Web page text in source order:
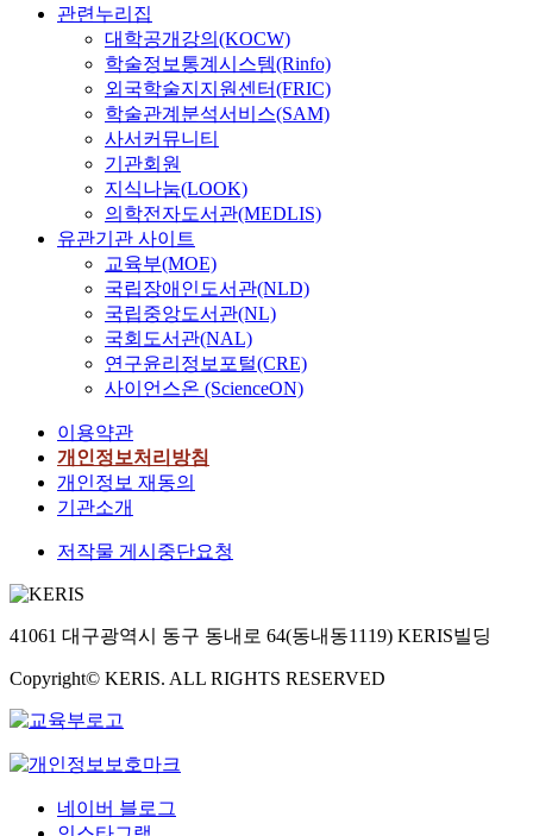
관련누리집
대학공개강의(KOCW)
학술정보통계시스템(Rinfo)
외국학술지지원센터(FRIC)
학술관계분석서비스(SAM)
사서커뮤니티
기관회원
지식나눔(LOOK)
의학전자도서관(MEDLIS)
유관기관 사이트
교육부(MOE)
국립장애인도서관(NLD)
국립중앙도서관(NL)
국회도서관(NAL)
연구윤리정보포털(CRE)
사이언스온 (ScienceON)
이용약관
개인정보처리방침
개인정보 재동의
기관소개
저작물 게시중단요청
41061 대구광역시 동구 동내로 64(동내동1119) KERIS빌딩
Copyright© KERIS. ALL RIGHTS RESERVED
네이버 블로그